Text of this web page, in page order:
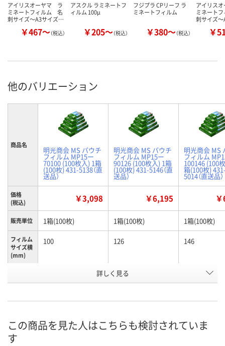
アイリスオーヤマ ラ
ミネートフィルム 名
刺サイズ～A3サイズ…
￥467～（税込）
アスクル ラミネートフ
ィルム 100μ
￥205～（税込）
フジプラ CPリーフ ラ
ミネートフィルム
￥380～（税込）
アイリス
ミネート
刺サイズ
￥
他のバリエーション
商品名
明光商会 MS パウチ
フィルム MP15ー
70100 (100枚入) 1箱
(100枚) 431-5138（直
送品）
明光商会 MS パウチ
フィルム MP15ー
90126 (100枚入) 1箱
(100枚) 431-5146（直
送品）
明光商会 MS
フィルム
100146 (100
箱(100枚)
5014（直送品）
価格
(税込)
￥3,098 ￥6,195
販売単位 1箱(100枚) 1箱(100枚) 1箱(100枚)
フィルム
サイズ横
(mm)
100 126 146
号
お届け日
詳しく見る
この商品を見た人はこちらも検討されていま
す